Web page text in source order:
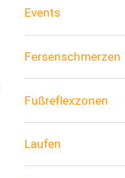
Events
Fersenschmerzen
Fußreflexzonen
Laufen